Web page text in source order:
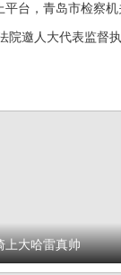
院邀人大代表监督
上大哈雷真帅